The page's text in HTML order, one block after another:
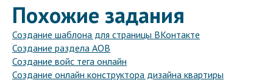
Похожие задания
Создание шаблона для страницы ВКонтакте
Создание раздела АОВ
Создание войс тега онлайн
Создание онлайн конструктора дизайна квартиры